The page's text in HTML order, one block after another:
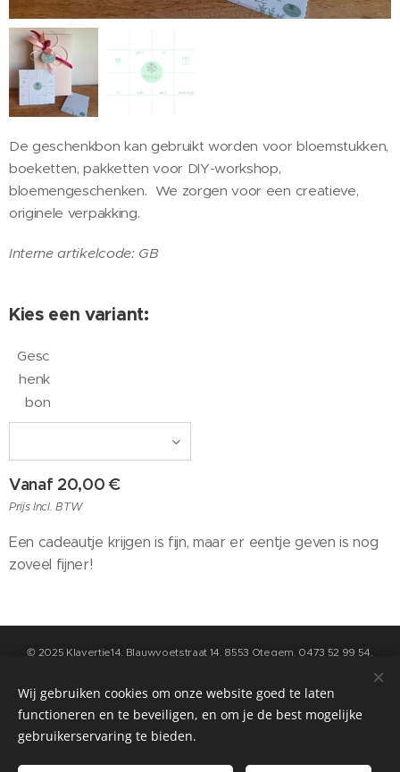
De geschenkbon kan gebruikt worden voor bloemstukken,
boeketten, pakketten voor DIY-workshop,
bloemengeschenken. We zorgen voor een creatieve,
originele verpakking.
Interne artikelcode: GB
Kies een variant:
Gesc
henk
bon
Vanaf 20,00 €
Prijs Incl. BTW
Een cadeautje krijgen is fijn, maar er eentje geven is nog
zoveel fijner!
© 2025 Klavertje14, Blauwvoetstraat 14, 8553 Otegem, 0473 52 99 54,
raadplegen op de pagina "contact" op deze website
Cookies
Wij gebruiken cookies om onze website goed te laten
functioneren en te beveiligen, en om je de best mogelijke
gebruikerservaring te bieden.